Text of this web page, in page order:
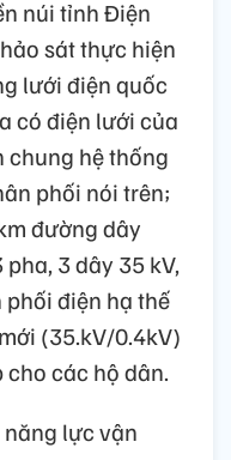
núi tỉnh Điện
sát thực hiện
lưới điện quốc
có điện lưới của
chung hệ thống
phối nói trên;
đường dây
3 dây 35 kV,
điện hạ thế
(35.kV/0.4kV)
các hộ dân.
lực vận